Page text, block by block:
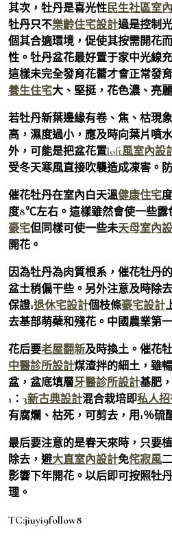
其次，牡丹是喜光性民生社區室
牡丹只不樂齡住宅設計過是控制
個其合適環境，促使其按需開花
性。牡丹盆花最好置于家中光線
這樣未完全發育花蕾才會正常發
養生住宅大、堅挺，花色濃、亮
若牡丹新葉邊緣有卷、焦、枯現
高，濕度過小，應及時向葉片噴
外，可能是把盆花置loft風室內設
受冬天寒風直接吹襲造成凍害。
催花牡丹在室內白天溫健康住宅
度8℃左右。這樣雖然會使一些露
豪宅但同樣可使一些未天母室內
開花。
因為牡丹為肉質根系，催花牡丹
盆土稍偏干些。另外注意及時除去
保證1退休宅設計個枝條豪宅設計
去基部萌蘗和殘花。中國農業第
花后要老屋翻新及時換土。催花
中醫診所設計煤渣拌的細土，雖
盆，盆底填層牙醫診所設計基肥
1∶3新古典設計混合栽培即私人
有腐爛、枯死，可剪去，用1％硫
最后要注意的是春天來時，只要
除去，避大直室內設計免侘寂風
影響下年開花。以后即可按照牡丹
理。
TC:jiuyi9follow8